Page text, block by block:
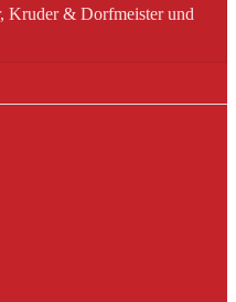
Kruder & Dorfmeister und